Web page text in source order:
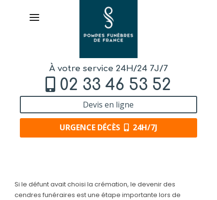
À votre service 24H/24 7J/7
02 33 46 53 52
Devis en ligne
URGENCE DÉCÈS 24H/7J
ORGANISER DES OBSÈQUES
Si le défunt avait choisi la crémation, le devenir des
cendres funéraires est une étape importante lors de